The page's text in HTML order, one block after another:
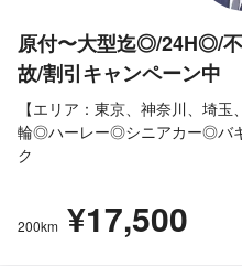
原付〜大型迄◎/24H◎/
故/割引キャンペーン中
【エリア：東京、神奈川、埼
輪◎ハーレー◎シニアカー◎バ
ク
200km ¥17,500